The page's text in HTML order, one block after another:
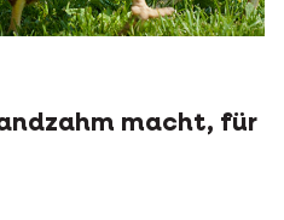
macht, für